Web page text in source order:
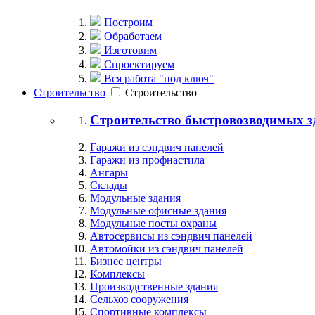
Построим
Обработаем
Изготовим
Спроектируем
Вся работа "под ключ"
Строительство
Строительство
Строительство быстровозводимых
Гаражи из сэндвич панелей
Гаражи из профнастила
Ангары
Склады
Модульные здания
Модульные офисные здания
Модульные посты охраны
Автосервисы из сэндвич панелей
Автомойки из сэндвич панелей
Бизнес центры
Комплексы
Производственные здания
Сельхоз сооружения
Спортивные комплексы